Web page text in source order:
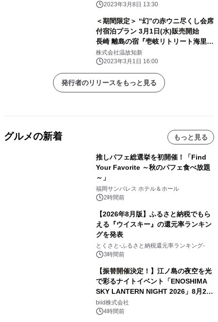
2023年3月8日 13:30
＜期間限定＞ “幻”の赤ウニ尽くし会席
付宿泊プラン 3月1日(水)販売開始
長崎 離島の宿『壱岐リトリート海里村
上 by 温故知新』で 極上の夏旅を
株式会社温故知新
2023年3月1日 16:00
発行者のリリースをもっと見る
グルメの新着 もっと見る
推しパフェ総選挙を初開催！「Find
Your Favorite ～秋のパフェ食べ放題
～」
福岡サンパレス ホテル＆ホール
2時間前
【2026年8月版】ふるさと納税でもら
える『ウイスキー』の還元率ランキン
グを発表
とくさと-ふるさと納税還元率ランキング-
3時間前
【振替開催決定！】江ノ島の夜空を光
で彩るナイトイベント「ENOSHIMA
SKY LANTERN NIGHT 2026」8月22
日(土)振替開催＆受付スタート！
biid株式会社
4時間前